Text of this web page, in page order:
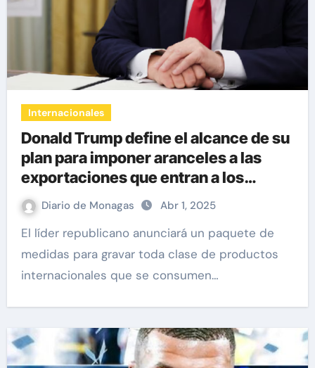
Internacionales
Donald Trump define el alcance de su
plan para imponer aranceles a las
exportaciones que entran a los
Estados Unidos
Diario de Monagas Abr 1, 2025
El líder republicano anunciará un paquete de
medidas para gravar toda clase de productos
internacionales que se consumen…